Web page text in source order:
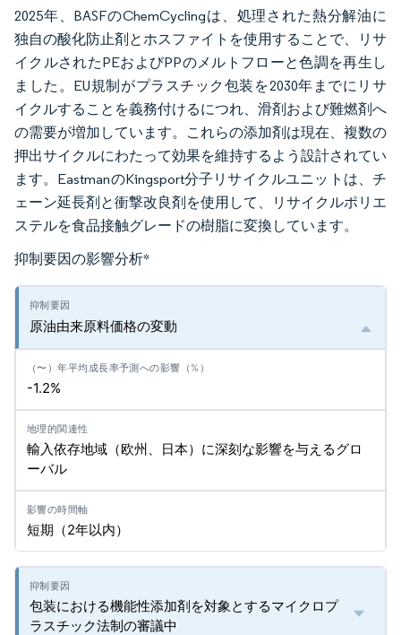
2025年、BASFのChemCyclingは、処理された熱分解油に
独自の酸化防止剤とホスファイトを使用することで、リサ
イクルされたPEおよびPPのメルトフローと色調を再生し
ました。EU規制がプラスチック包装を2030年までにリサ
イクルすることを義務付けるにつれ、滑剤および難燃剤へ
の需要が増加しています。これらの添加剤は現在、複数の
押出サイクルにわたって効果を維持するよう設計されてい
ます。EastmanのKingsport分子リサイクルユニットは、チ
ェーン延長剤と衝撃改良剤を使用して、リサイクルポリエ
ステルを食品接触グレードの樹脂に変換しています。
抑制要因の影響分析*
原油由来原料価格の変動
-1.2%
輸入依存地域（欧州、日本）に深刻な影響を与えるグロ
ーバル
短期（2年以内）
包装における機能性添加剤を対象とするマイクロプ
ラスチック法制の審議中